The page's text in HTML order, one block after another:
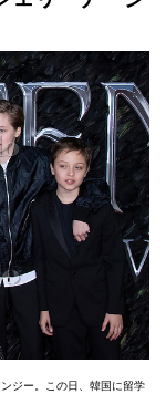
ジー。この日、韓国に留学